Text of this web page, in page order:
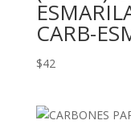
CARB-
$42